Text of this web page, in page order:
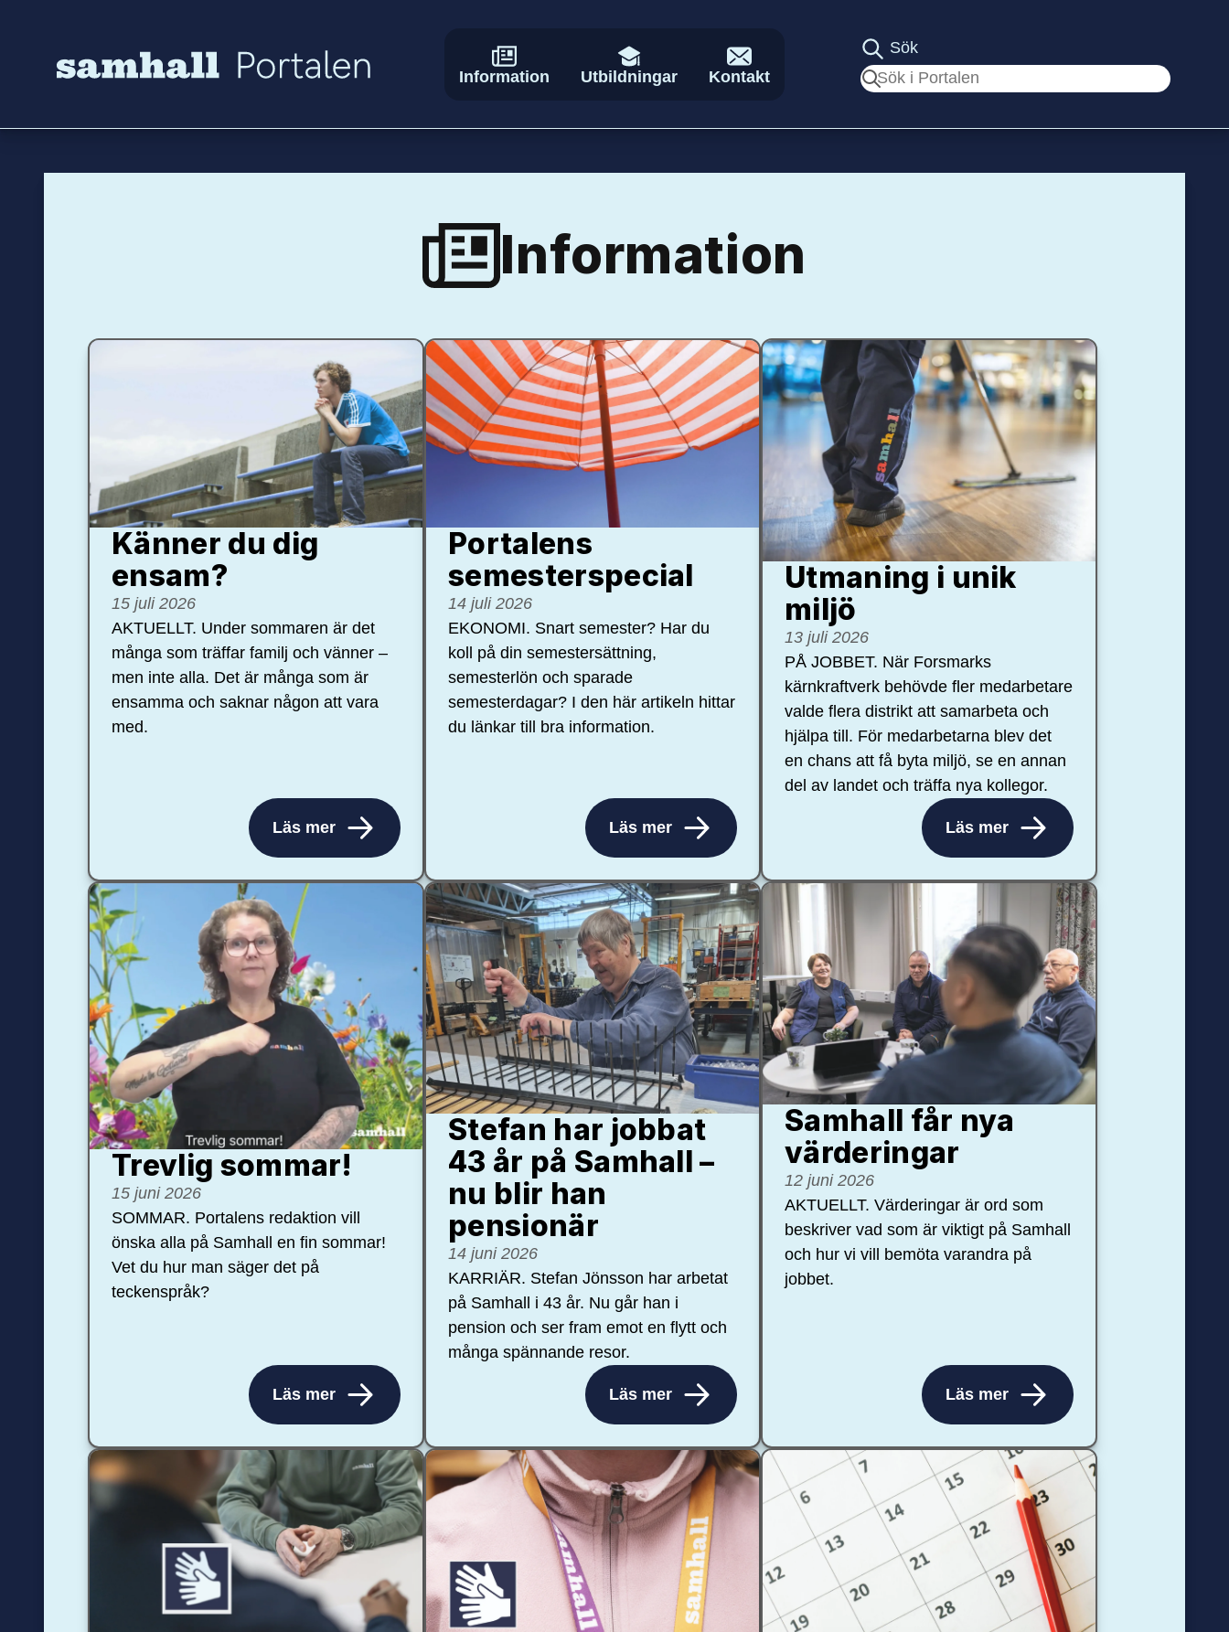
Information Utbildningar Kontakt
Sök
Sök
Information
Känner du dig
ensam?
15 juli 2026
AKTUELLT. Under sommaren är det
många som träffar familj och vänner –
men inte alla. Det är många som är
ensamma och saknar någon att vara
med.
Läs mer
Portalens
semester­special
14 juli 2026
EKONOMI. Snart semester? Har du
koll på din semestersättning,
semesterlön och sparade
semesterdagar? I den här artikeln hittar
du länkar till bra information.
Läs mer
Utmaning i unik
miljö
13 juli 2026
PÅ JOBBET. När Forsmarks
kärnkraftverk behövde fler medarbetare
valde flera distrikt att samarbeta och
hjälpa till. För medarbetarna blev det
en chans att få byta miljö, se en annan
del av landet och träffa nya kollegor.
Läs mer
Trevlig sommar!
15 juni 2026
SOMMAR. Portalens redaktion vill
önska alla på Samhall en fin sommar!
Vet du hur man säger det på
teckenspråk?
Läs mer
Stefan har jobbat
43 år på Samhall –
nu blir han
pensionär
14 juni 2026
KARRIÄR. Stefan Jönsson har arbetat
på Samhall i 43 år. Nu går han i
pension och ser fram emot en flytt och
många spännande resor.
Läs mer
Samhall får nya
värdering­ar
12 juni 2026
AKTUELLT. Värderingar är ord som
beskriver vad som är viktigt på Samhall
och hur vi vill bemöta varandra på
jobbet.
Läs mer